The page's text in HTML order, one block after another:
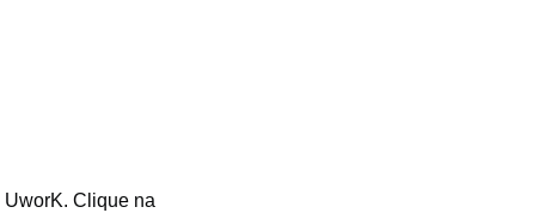
Clique na